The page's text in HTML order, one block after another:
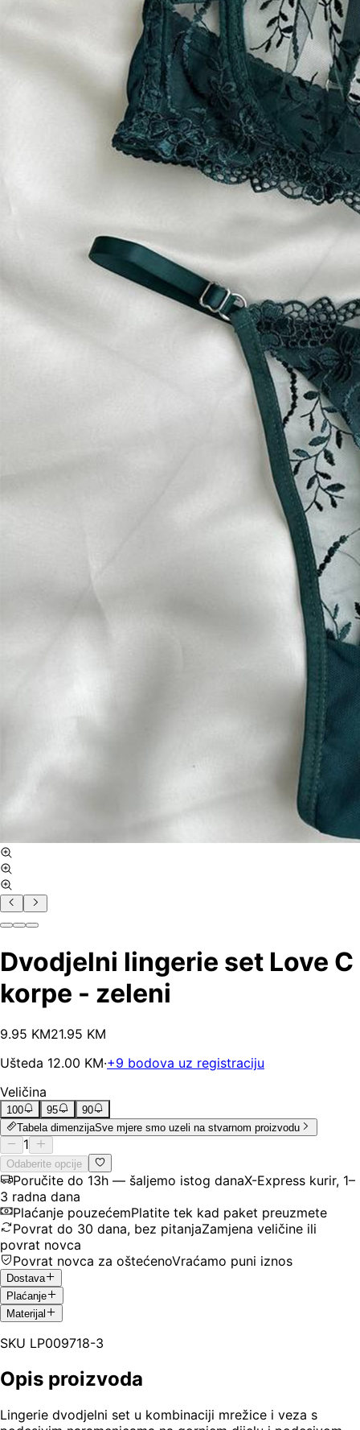
Dvodjelni lingerie set Love C
korpe - zeleni
9.95 KM21.95 KM
Ušteda 12.00 KM·+9 bodova uz registraciju
Veličina
100 95
90
Tabela dimenzijaSve mjere smo uzeli na stvarnom proizvodu
1
Odaberite opcije
Poručite do 13h — šaljemo istog danaX-Express kurir, 1–
3 radna dana
Plaćanje pouzećemPlatite tek kad paket preuzmete
Povrat do 30 dana, bez pitanjaZamjena veličine ili
povrat novca
Povrat novca za oštećenoVraćamo puni iznos
Dostava
Plaćanje
Materijal
SKU LP009718-3
Opis proizvoda
Lingerie dvodjelni set u kombinaciji mrežice i veza s